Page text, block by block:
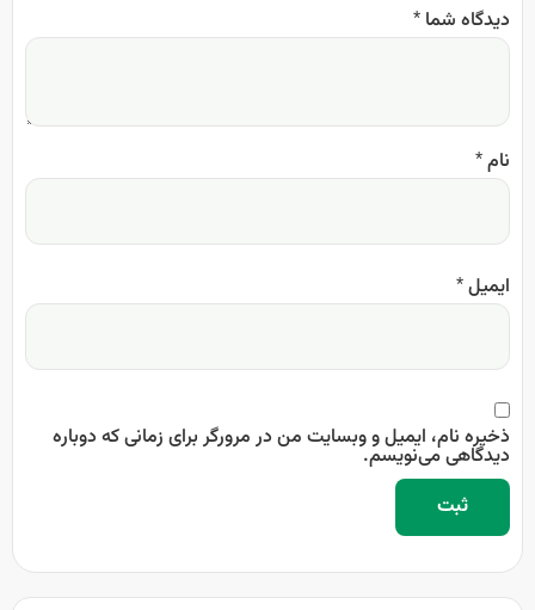
دیدگاه شما *
نام*
ایمیل*
ذخیره نام، ایمیل و وبسایت من در مرورگر برای زمانی که دوباره
دیدگاهی می‌نویسم.